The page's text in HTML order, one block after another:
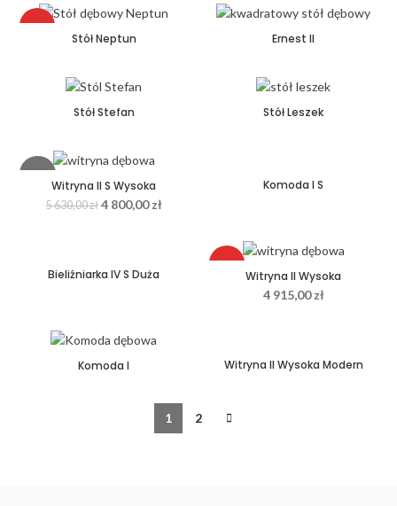
HOT
Stół Neptun Ernest II
Stół Stefan Stół Leszek
-15%
Witryna II S Wysoka
5 630,00zł 4 800,00zł
Komoda I S
Bieliźniarka IV S Duża
HOT
Witryna II Wysoka
4 915,00zł
Komoda I Witryna II Wysoka Modern
1 2